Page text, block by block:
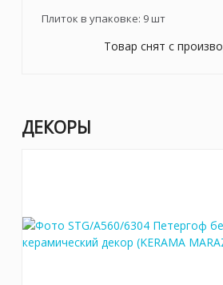
Плиток в упаковке: 9шт
Товар снят с
ДЕКОРЫ